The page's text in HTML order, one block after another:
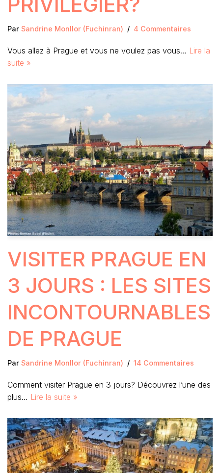
Par Sandrine Monllor (Fuchinran) 4 Commentaires
Vous allez à Prague et vous ne voulez pas vous… Lire la
suite »
VISITER PRAGUE EN
3 JOURS : LES SITES
INCONTOURNABLES
DE PRAGUE
Par Sandrine Monllor (Fuchinran) 14 Commentaires
Comment visiter Prague en 3 jours? Découvrez l’une des
plus… Lire la suite »